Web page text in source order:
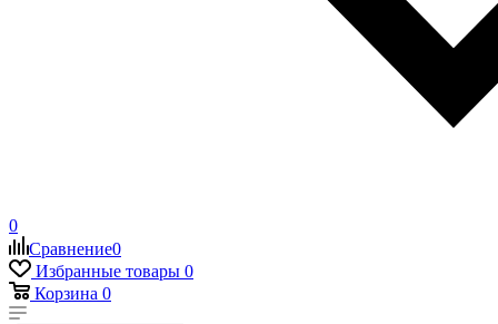
0
Сравнение0
Избранные товары 0
Корзина 0